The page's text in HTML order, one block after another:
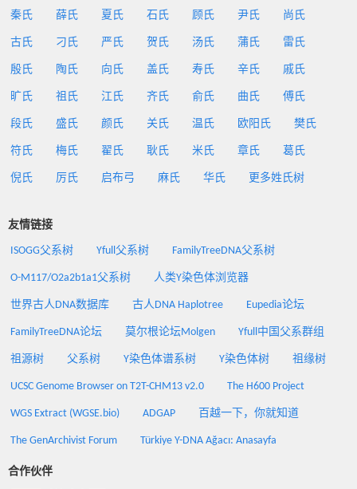
秦氏 薛氏 夏氏 石氏 顾氏 尹氏 尚氏
古氏 刁氏 严氏 贺氏 汤氏 蒲氏 雷氏
殷氏 陶氏 向氏 盖氏 寿氏 辛氏 戚氏
旷氏 祖氏 江氏 齐氏 俞氏 曲氏 傅氏
段氏 盛氏 颜氏 关氏 温氏 欧阳氏 樊氏
符氏 梅氏 翟氏 耿氏 米氏 章氏 葛氏
倪氏 厉氏 启布弓 麻氏 华氏 更多姓氏树
友情链接
ISOGG父系树 Yfull父系树 FamilyTreeDNA父系树
O-M117/O2a2b1a1父系树 人类Y染色体浏览器
世界古人DNA数据库 古人DNA Haplotree Eupedia论坛
FamilyTreeDNA论坛 莫尔根论坛Molgen Yfull中国父系群组
祖源树 父系树 Y染色体谱系树 Y染色体树 祖缘树
UCSC Genome Browser on T2T-CHM13 v2.0 The H600 Project
WGS Extract (WGSE.bio) ADGAP 百越一下，你就知道
The GenArchivist Forum Türkiye Y-DNA Ağacı: Anasayfa
合作伙伴